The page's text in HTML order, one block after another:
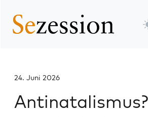
24. Juni 2026